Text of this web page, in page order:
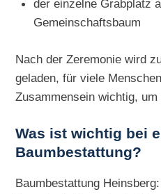
der einzelne Grabplatz
Gemeinschaftsbaum
Nach der Zeremonie wird
geladen, für viele
Zusammensein wichtig,
Was ist wichtig bei
Baumbestattung?
Baumbestattung